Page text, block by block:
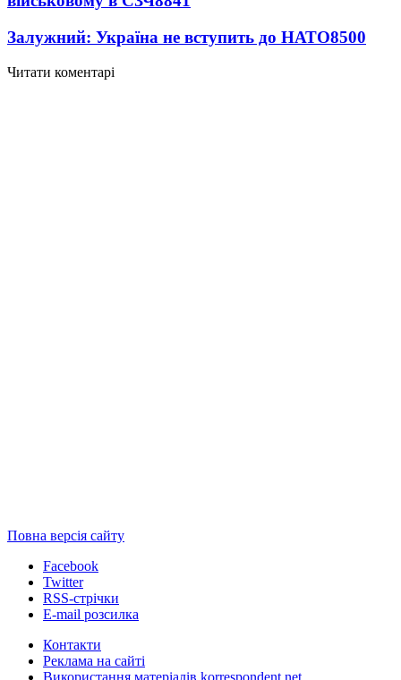
Залужний: Україна не вступить до НАТО8500
Читати коментарі
Повна версія сайту
Facebook
Twitter
RSS-стрічки
E-mail розсилка
Контакти
Реклама на сайті
Використання матеріалів korrespondent.net